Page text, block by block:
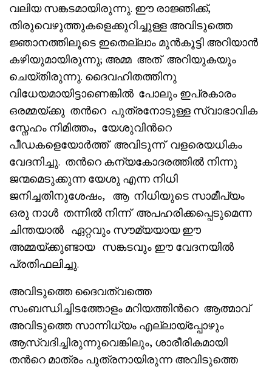
വലിയ സങ്കടമായിരുന്നു. ഈ രാജ്ഞിക്ക്,
തിരുവെഴുത്തുകളെക്കുറിച്ചുള്ള അവിടുത്തെ
ജ്ഞാനത്തിലൂടെ ഇതെല്ലാം മുൻകൂട്ടി അറിയാൻ
കഴിയുമായിരുന്നു; അമ്മ അത് അറിയുകയും
ചെയ്തിരുന്നു. ദൈവഹിതത്തിനു
വിധേയമായിട്ടാണെങ്കിൽ പോലും ഇപ്രകാരം
ഒരമ്മയ്ക്കു തൻറെ പുത്രനോടുള്ള സ്വാഭാവിക
സ്നേഹം നിമിത്തം, യേശുവിൻറെ
പീഡകളെയോർത്ത് അവിടുന്ന് വളരെയധികം
വേദനിച്ചു. തൻറെ കന്യകോദരത്തിൽ നിന്നു
ജന്മമെടുക്കുന്ന യേശു എന്ന നിധി
ജനിച്ചതിനുശേഷം, ആ നിധിയുടെ സാമീപ്യം
ഒരു നാൾ തന്നിൽ നിന്ന് അപഹരിക്കപ്പെടുമെന്ന
ചിന്തയാൽ ഏറ്റവും സൗമ്യയായ ഈ
അമ്മയ്ക്കുണ്ടായ സങ്കടവും ഈ വേദനയിൽ
പ്രതിഫലിച്ചു.
അവിടുത്തെ ദൈവത്വത്തെ
സംബന്ധിച്ചിടത്തോളം മറിയത്തിൻറെ ആത്മാവ്
അവിടുത്തെ സാന്നിധ്യം എല്ലായ്‌പ്പോഴും
ആസ്വദിച്ചിരുന്നുവെങ്കിലും, ശാരീരികമായി
തൻറെ മാത്രം പുത്രനായിരുന്ന അവിടുത്തെ